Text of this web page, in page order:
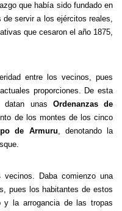
que había sido fundado en
servir a los ejércitos reales,
que cesaron el año 1875,
entre los vecinos, pues
proporciones. De esta
datan unas Ordenanzas de
de los montes de los cinco
de Armuru, denotando la
Daba comienzo una
pues los habitantes de estos
y la arrogancia de las tropas